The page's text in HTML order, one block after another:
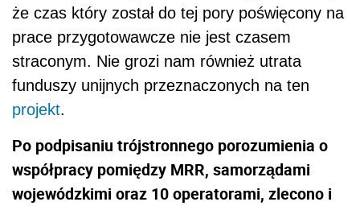
że czas który został do tej pory poświęcony na
prace przygotowawcze nie jest czasem
straconym. Nie grozi nam również utrata
funduszy unijnych przeznaczonych na ten
projekt.
Po podpisaniu trójstronnego porozumienia o
współpracy pomiędzy MRR, samorządami
wojewódzkimi oraz 10 operatorami, zlecono i